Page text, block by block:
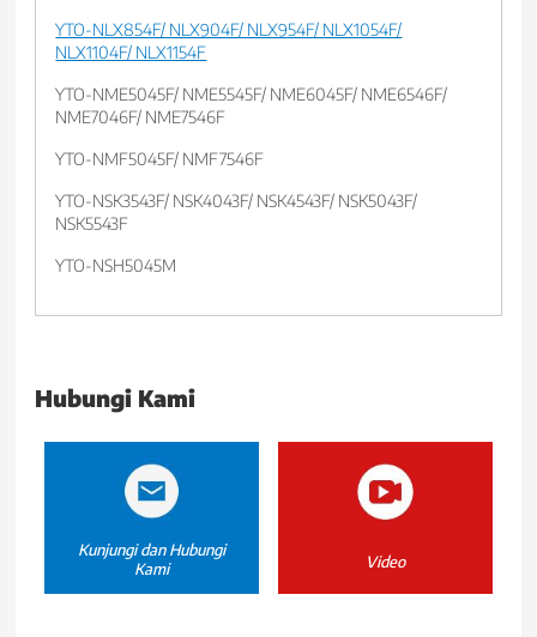
YTO-NLX854F/ NLX904F/ NLX954F/ NLX1054F/
NLX1104F/ NLX1154F
YTO-NME5045F/ NME5545F/ NME6045F/ NME6546F/
NME7046F/ NME7546F
YTO-NMF5045F/ NMF7546F
YTO-NSK3543F/ NSK4043F/ NSK4543F/ NSK5043F/
NSK5543F
YTO-NSH5045M
Hubungi Kami
Kunjungi dan Hubungi
Kami
Video